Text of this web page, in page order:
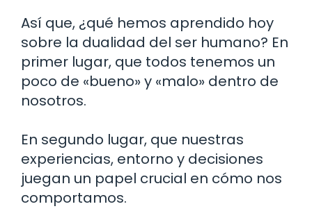
Así que, ¿qué hemos aprendido hoy
sobre la dualidad del ser humano? En
primer lugar, que todos tenemos un
poco de «bueno» y «malo» dentro de
nosotros.
En segundo lugar, que nuestras
experiencias, entorno y decisiones
juegan un papel crucial en cómo nos
comportamos.